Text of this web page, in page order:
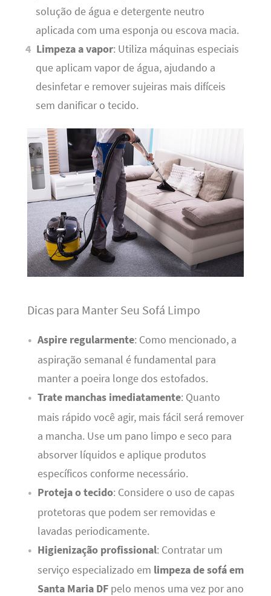
solução de água e detergente neutro
aplicada com uma esponja ou escova macia.
Limpeza a vapor: Utiliza máquinas especiais
que aplicam vapor de água, ajudando a
desinfetar e remover sujeiras mais difíceis
sem danificar o tecido.
Dicas para Manter Seu Sofá Limpo
Aspire regularmente: Como mencionado, a
aspiração semanal é fundamental para
manter a poeira longe dos estofados.
Trate manchas imediatamente: Quanto
mais rápido você agir, mais fácil será remover
a mancha. Use um pano limpo e seco para
absorver líquidos e aplique produtos
específicos conforme necessário.
Proteja o tecido: Considere o uso de capas
protetoras que podem ser removidas e
lavadas periodicamente.
Higienização profissional: Contratar um
serviço especializado em limpeza de sofá em
Santa Maria DFpelo menos uma vez por ano